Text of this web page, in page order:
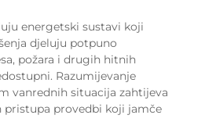
energetski sustavi koji
djeluju potpuno
požara i drugih hitnih
Razumijevanje
vanrednih situacija zahtijeva
pristupa provedbi koji jamče